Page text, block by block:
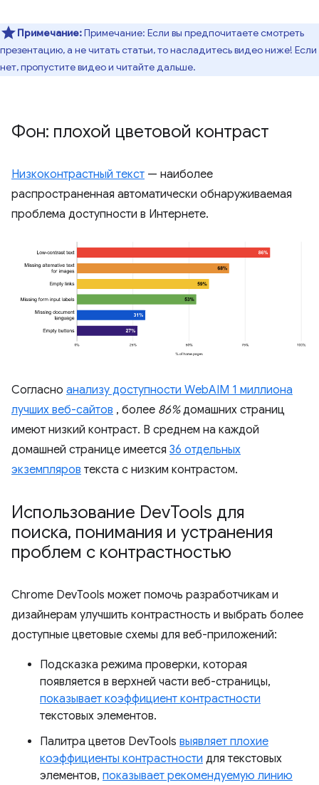
Примечание:Примечание: Если вы предпочитаете смотреть
презентацию, а не читать статьи, то насладитесь видео ниже! Если
нет, пропустите видео и читайте дальше.
Фон: плохой цветовой контраст
Низкоконтрастный текст — наиболее
распространенная автоматически обнаруживаемая
проблема доступности в Интернете.
Согласно анализу доступности WebAIM 1 миллиона
лучших веб-сайтов , более 86%домашних страниц
имеют низкий контраст. В среднем на каждой
домашней странице имеется 36 отдельных
экземпляров текста с низким контрастом.
Использование DevTools для
поиска, понимания и устранения
проблем с контрастностью
Chrome DevTools может помочь разработчикам и
дизайнерам улучшить контрастность и выбрать более
доступные цветовые схемы для веб-приложений:
Подсказка режима проверки, которая
появляется в верхней части веб-страницы,
показывает коэффициент контрастности
текстовых элементов.
Палитра цветов DevTools выявляет плохие
коэффициенты контрастности для текстовых
элементов, показывает рекомендуемую линию